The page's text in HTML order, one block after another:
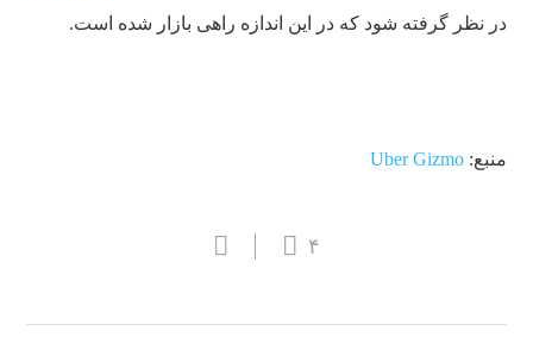
در نظر گرفته شود که در این اندازه راهی بازار شده است.
منبع:Uber Gizmo
۴